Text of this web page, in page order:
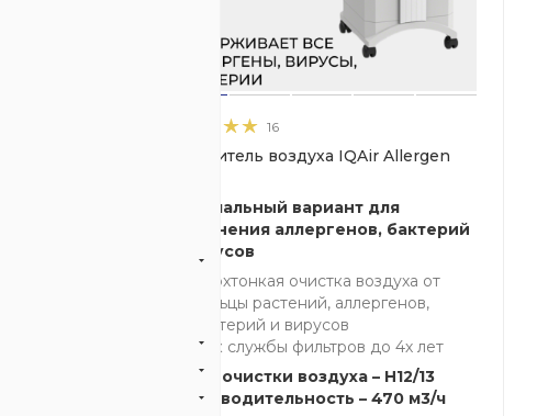
16
Очиститель воздуха IQAir Allergen
Оптимальный вариант для
устранения аллергенов, бактерий
и вирусов
Сверхтонкая очистка воздуха от
пыльцы растений, аллергенов,
бактерий и вирусов
Срок службы фильтров до 4х лет
Класс очистки воздуха – H12/13
Производительность – 470 м3/ч